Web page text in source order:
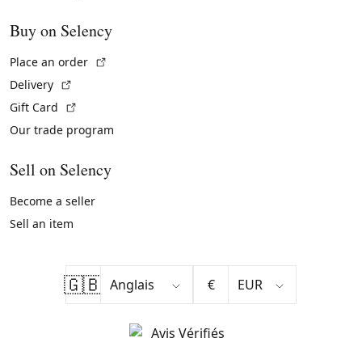
Buy on Selency
Place an order
Delivery
Gift Card
Our trade program
Sell on Selency
Become a seller
Sell an item
🇬🇧 €